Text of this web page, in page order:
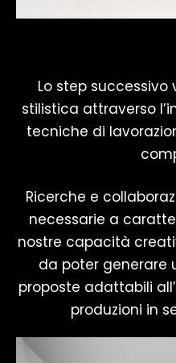
Lo step
stilistica attraverso
tecniche di
Ricerche e
necessarie a
nostre capacità
da poter generare
proposte adattabili
produzioni in